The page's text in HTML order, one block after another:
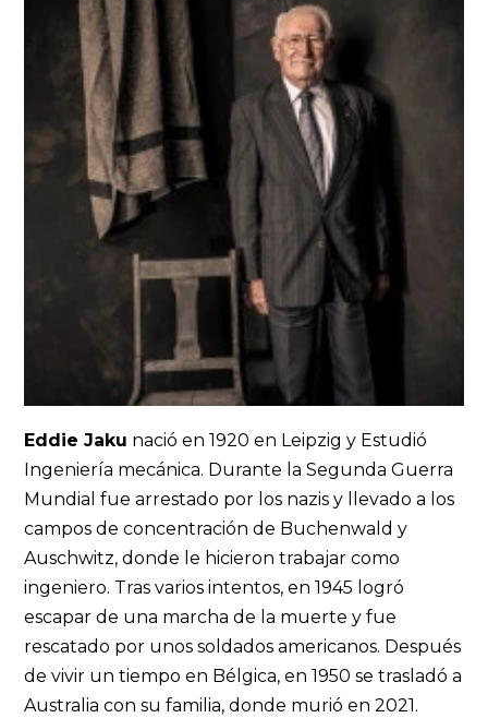
Eddie Jaku nació en 1920 en Leipzig y Estudió
Ingeniería mecánica. Durante la Segunda Guerra
Mundial fue arrestado por los nazis y llevado a los
campos de concentración de Buchenwald y
Auschwitz, donde le hicieron trabajar como
ingeniero. Tras varios intentos, en 1945 logró
escapar de una marcha de la muerte y fue
rescatado por unos soldados americanos. Después
de vivir un tiempo en Bélgica, en 1950 se trasladó a
Australia con su familia, donde murió en 2021.